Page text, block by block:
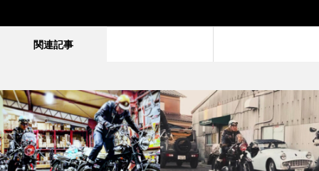
関連記事